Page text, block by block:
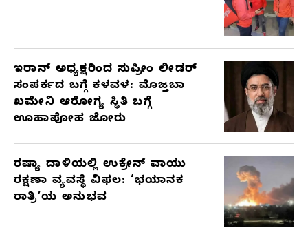
ಇರಾನ್ ಅಧ್ಯಕ್ಷರಿಂದ ಸುಪ್ರೀಂ ಲೀಡರ್
ಸಂಪರ್ಕದ ಬಗ್ಗೆ ಕಳವಳ: ಮೊಜ್ತಬಾ
ಖಮೇನಿ ಆರೋಗ್ಯ ಸ್ಥಿತಿ ಬಗ್ಗೆ
ಊಹಾಪೋಹ ಜೋರು
ರಷ್ಯಾ ದಾಳಿಯಲ್ಲಿ ಉಕ್ರೇನ್ ವಾಯು
ರಕ್ಷಣಾ ವ್ಯವಸ್ಥೆ ವಿಫಲ: ‘ಭಯಾನಕ
ರಾತ್ರಿ’ಯ ಅನುಭವ